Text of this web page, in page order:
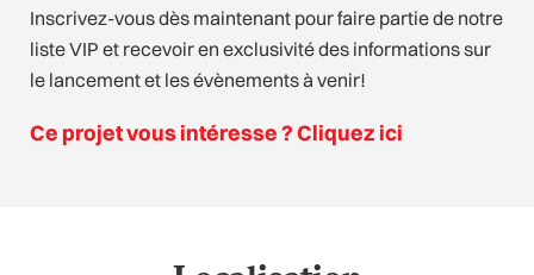
Inscrivez-vous dès maintenant pour faire partie de notre
liste VIP et recevoir en exclusivité des informations sur
le lancement et les évènements à venir!
Ce projet vous intéresse ? Cliquez ici